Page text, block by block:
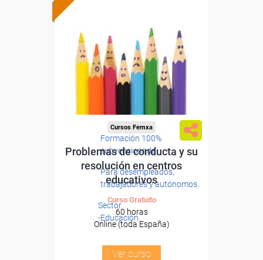
Formación 100%
subvencionada.
Para desempleados,
trabajadores y autónomos.
Sector
-Educación.
Cursos Femxa
Problemas de conducta y su
resolución en centros
educativos
Curso Gratuito
60 horas
Online (toda España)
Ver curso